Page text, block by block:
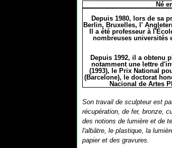
Né
Depuis 1980, lors de sa
Berlin, Bruxelles, l'
Il a été professeur à
nombreuses universités
Depuis 1992, il a obtenu
notamment une lettre
(1993), le Prix National
(Barcelone), le doctorat
Nacional de Artes
Son travail de sculpteur est
récupération, de fer, bronze,
des notions de lumière et de
l'albâtre, le plastique, la
papier et des gravures.